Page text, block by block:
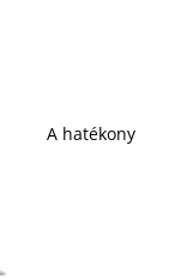
A hatékony